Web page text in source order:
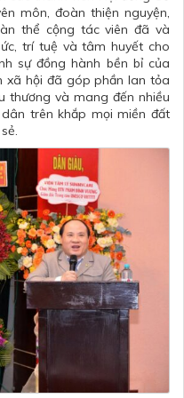
môn, đoàn thiện nguyện,
thể cộng tác viên đã và
trí tuệ và tâm huyết cho
sự đồng hành bền bỉ của
xã hội đã góp phần lan tỏa
thương và mang đến nhiều
trên khắp mọi miền đất